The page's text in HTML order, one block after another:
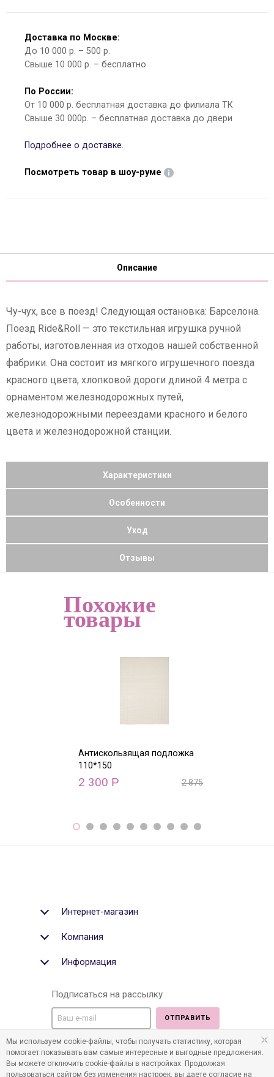
Доставка по Москве:
До 10 000 р. – 500 р.
Свыше 10 000 р. – бесплатно
По России:
От 10 000 р. бесплатная доставка до филиала ТК
Свыше 30 000р. – бесплатная доставка до двери
Подробнее о доставке.
Посмотреть товар в шоу-руме
Описание
Чу-чух, все в поезд! Следующая остановка: Барселона.
Поезд Ride&Roll — это текстильная игрушка ручной
работы, изготовленная из отходов нашей собственной
фабрики. Она состоит из мягкого игрушечного поезда
красного цвета, хлопковой дороги длиной 4 метра с
орнаментом железнодорожных путей,
железнодорожными переездами красного и белого
цвета и железнодорожной станции.
Характеристики
Особенности
Уход
Отзывы
Похожие
товары
Антискользящая подложка
110*150
2 300 Р 2 875
Интернет-магазин
Компания
Информация
Подписаться на рассылку
ОТПРАВИТЬ
Мы в социальных медиа:
Мы используем cookie-файлы, чтобы получать статистику, которая
помогает показывать вам самые интересные и выгодные предложения.
Вы можете отключить cookie-файлы в настройках. Продолжая
пользоваться сайтом без изменения настроек, вы даете согласие на